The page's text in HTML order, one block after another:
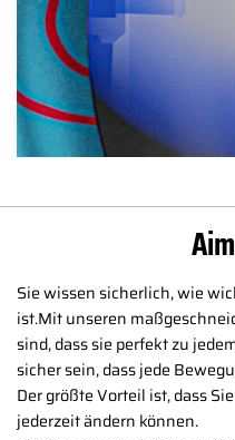
Sie wissen sicherlich, wie
ist.Mit unseren
sind, dass sie perfekt zu
sicher sein, dass jede
Der größte Vorteil ist, dass
jederzeit ändern können.